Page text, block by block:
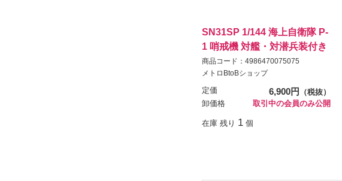
SN31SP 1/144 海上自衛隊 P-
1 哨戒機 対艦・対潜兵装付き
商品コード：4986470075075
メトロBtoBショップ
定価 6,900円
（税抜）
卸価格
取引中の会員のみ公開
在庫 残り 1 個